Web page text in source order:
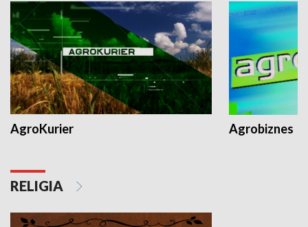
AgroKurier Agrobiznes
RELIGIA